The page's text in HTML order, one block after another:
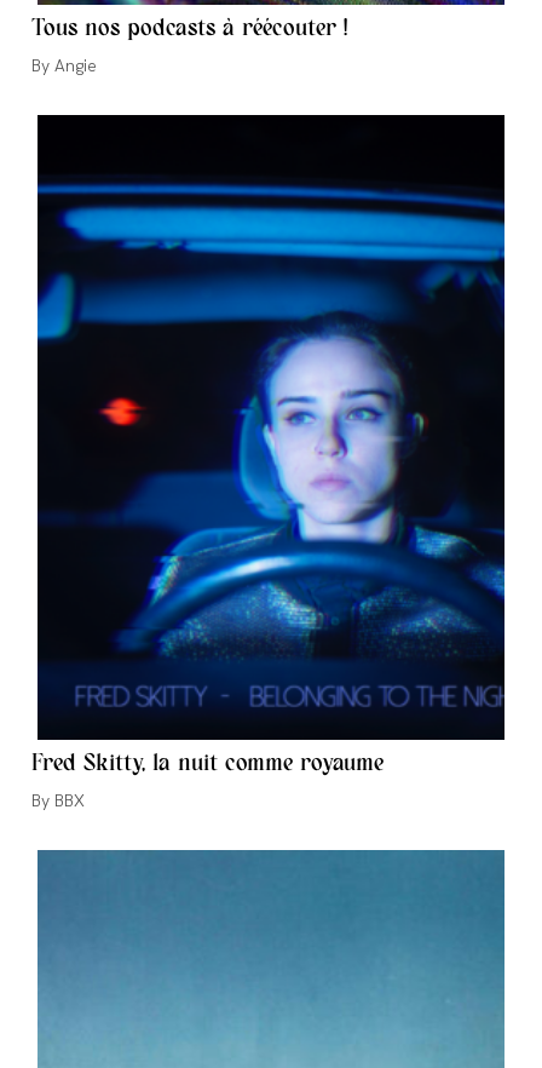
Tous nos podcasts à réécouter !
Auteur/autrice
la
Angie
Fred Skitty, la nuit comme royaume
Auteur/autrice
la
BBX